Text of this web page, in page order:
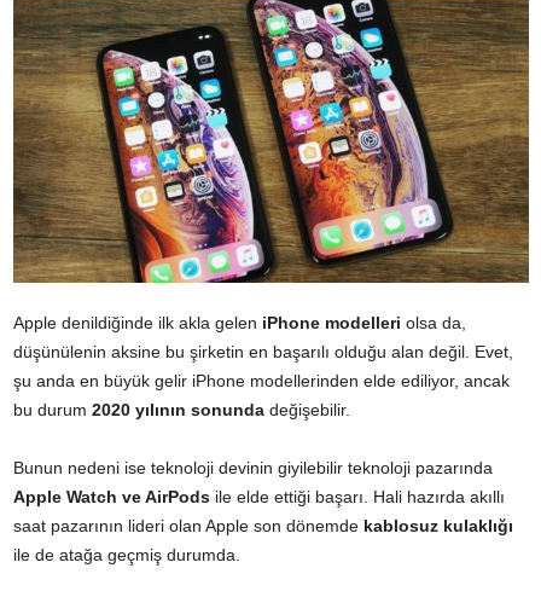
Apple denildiğinde ilk akla gelen iPhone modelleri olsa da,
düşünülenin aksine bu şirketin en başarılı olduğu alan değil. Evet,
şu anda en büyük gelir iPhone modellerinden elde ediliyor, ancak
bu durum 2020 yılının sonunda değişebilir.
Bunun nedeni ise teknoloji devinin giyilebilir teknoloji pazarında
Apple Watch ve AirPods ile elde ettiği başarı. Hali hazırda akıllı
saat pazarının lideri olan Apple son dönemde kablosuz kulaklığı
ile de atağa geçmiş durumda.